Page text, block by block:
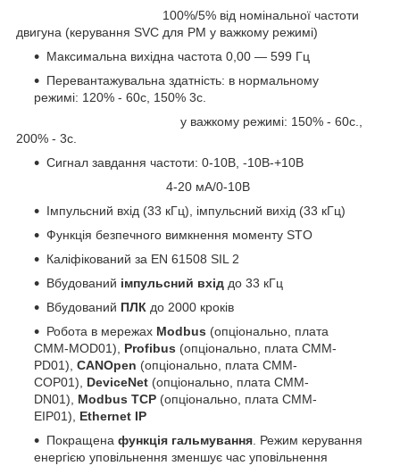
100%/5% від номінальної частоти
двигуна (керування SVC для PM у важкому режимі)
Максимальна вихідна частота 0,00 — 599 Гц
Перевантажувальна здатність: в нормальному
режимі: 120% - 60с, 150% 3с.
у важкому режимі: 150% - 60с.,
200% - 3с.
Сигнал завдання частоти: 0-10В, -10В-+10В
4-20 мА/0-10В
Імпульсний вхід (33 кГц), імпульсний вихід (33 кГц)
Функція безпечного вимкнення моменту STO
Каліфікований за EN 61508 SIL 2
Вбудований імпульсний вхід до 33 кГц
Вбудований ПЛК до 2000 кроків
Робота в мережах Modbus (опціонально, плата
CMM-MOD01), Profibus (опціонально, плата CMM-
PD01), CANOpen (опціонально, плата CMM-
COP01), DeviceNet (опціонально, плата CMM-
DN01), Modbus TCP (опціонально, плата CMM-
EIP01), Ethernet IP
Покращена функція гальмування . Режим керування
енергією уповільнення зменшує час уповільнення